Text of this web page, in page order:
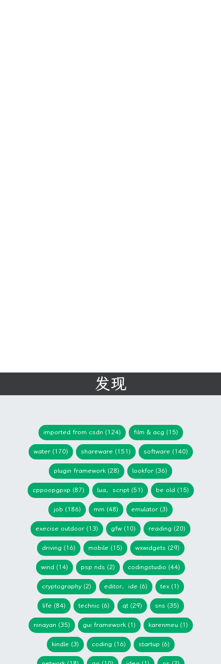
发现
imported from csdn (124) film & acg (15)
water (170) shareware (151) software (140)
plugin framework (28) lookfor (36)
cppoopgpxp (87) lua，script (51) be old (15)
job (186) mm (48) emulator (3)
execise outdoor (13) gfw (10) reading (20)
driving (16) mobile (15) wxwidgets (29)
wind (14) psp nds (2) codingstudio (44)
cryptography (2) editor，ide (6) tex (1)
life (84) technic (6) qt (29) sns (35)
ninayan (35) gui framework (1) karenmeu (1)
kindle (3) coding (16) startup (6)